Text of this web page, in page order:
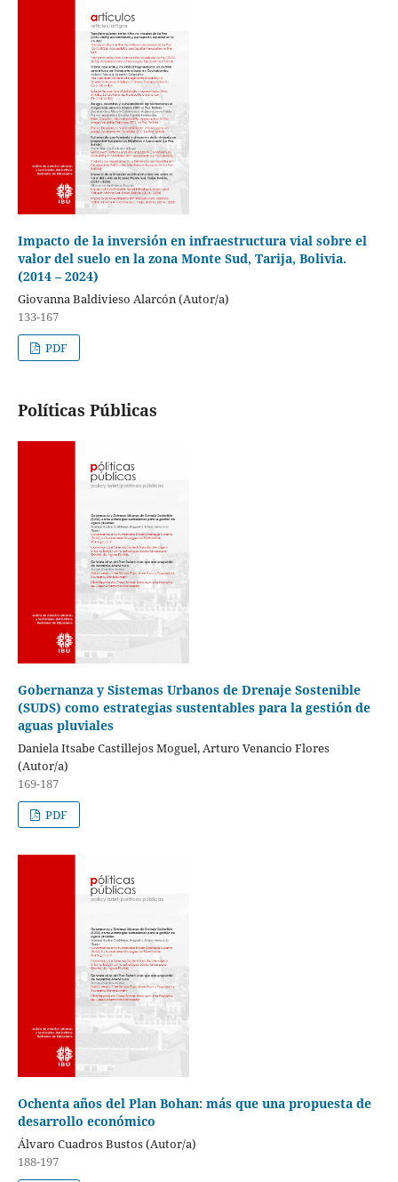
Impacto de la inversión en infraestructura vial sobre el
valor del suelo en la zona Monte Sud, Tarija, Bolivia.
(2014 – 2024)
Giovanna Baldivieso Alarcón (Autor/a)
133-167
PDF
Políticas Públicas
Gobernanza y Sistemas Urbanos de Drenaje Sostenible
(SUDS) como estrategias sustentables para la gestión de
aguas pluviales
Daniela Itsabe Castillejos Moguel, Arturo Venancio Flores
(Autor/a)
169-187
PDF
Ochenta años del Plan Bohan: más que una propuesta de
desarrollo económico
Álvaro Cuadros Bustos (Autor/a)
188-197